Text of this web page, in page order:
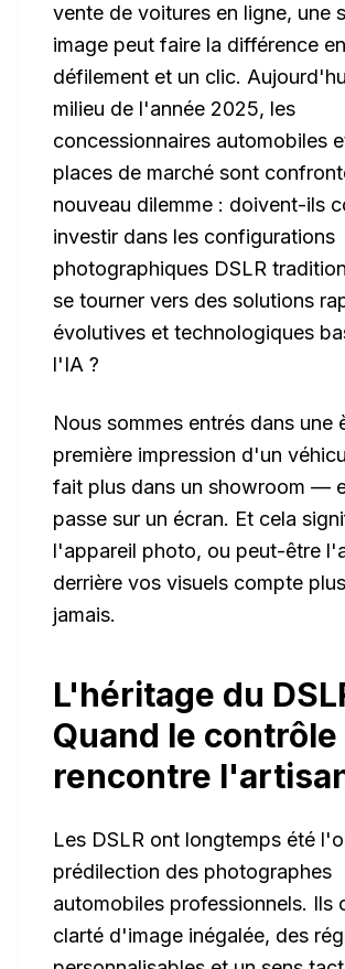
vente de voitures en ligne, une
image peut faire la différence
défilement et un clic.
milieu de l'année 2025, les
concessionnaires automobiles
places de marché sont
nouveau dilemme : doivent-ils
investir dans les configurations
photographiques DSLR
se tourner vers des solutions
évolutives et technologiques
l'IA ?
Nous sommes entrés dans une
première impression d'un
fait plus dans un showroom —
passe sur un écran. Et cela
l'appareil photo, ou peut-être
derrière vos visuels compte
jamais.
L'héritage du
Quand le contrôle
rencontre
Les DSLR ont longtemps été
prédilection des photographes
automobiles professionnels. Ils
clarté d'image inégalée, des